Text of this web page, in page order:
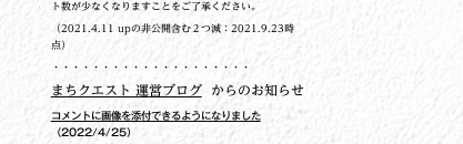
ト数が少なくなりますことをご了承ください。
（2021.4.11 upの非公開含む２つ減：2021.9.23時
点）
・・・・・・・・・・・・・・・・・・・・
まちクエスト 運営ブログからのお知らせ
コメントに画像を添付できるようになりました
（2022/4/25）